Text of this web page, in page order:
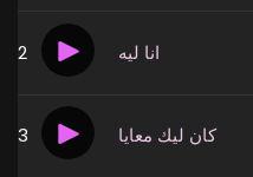
2 انا ليه
3 كان ليك معايا